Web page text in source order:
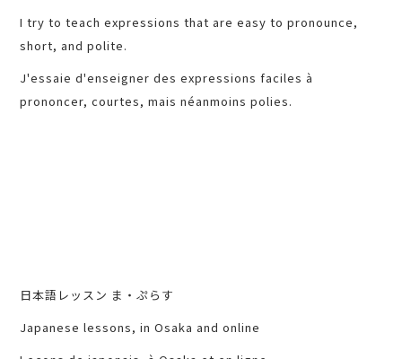
I try to teach expressions that are easy to pronounce,
short, and polite.
J'essaie d'enseigner des expressions faciles à
prononcer, courtes, mais néanmoins polies.
日本語レッスン ま・ぷらす
Japanese lessons, in Osaka and online